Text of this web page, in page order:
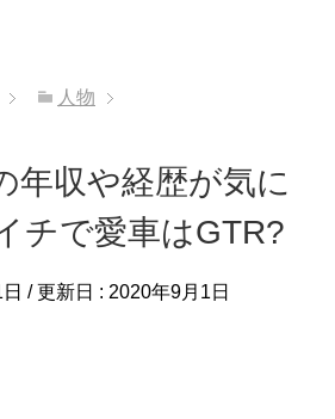
人物
年収や経歴が気に
チで愛車はGTR?
/ 更新日 : 2020年9月1日